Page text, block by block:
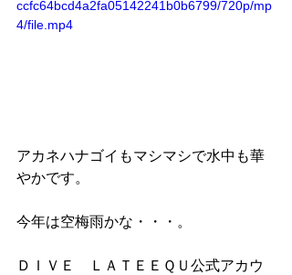
ccfc64bcd4a2fa05142241b0b6799/720p/mp
4/file.mp4
アカネハナゴイもマシマシで水中も華
やかです。
今年は空梅雨かな・・・。
ＤＩＶＥ　ＬＡＴＥＥＱＵ公式アカウ